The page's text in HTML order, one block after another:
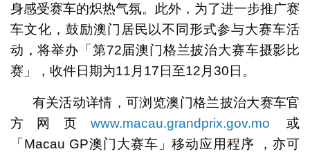
身感受赛车的炽热气氛。此外，为了进一步推广赛
车文化，鼓励澳门居民以不同形式参与大赛车活
动，将举办「第72届澳门格兰披治大赛车摄影比
赛」，收件日期为11月17日至12月30日。
有关活动详情，可浏览澳门格兰披治大赛车官
方网页 www.macau.grandprix.gov.mo 或
「Macau GP澳门大赛车」移动应用程序 ，亦可